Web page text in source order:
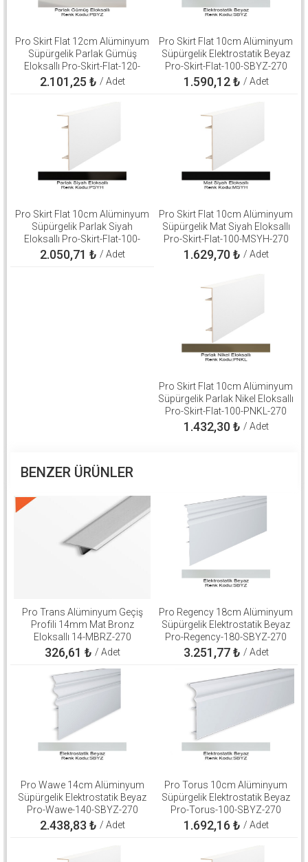
Pro Skirt Flat 12cm Alüminyum
Süpürgelik Parlak Gümüş
Eloksallı Pro-Skirt-Flat-120-
PBYZ-270
2.101,25 ₺ / Adet
Pro Skirt Flat 10cm Alüminyum
Süpürgelik Elektrostatik Beyaz
Pro-Skirt-Flat-100-SBYZ-270
1.590,12₺ / Adet
Pro Skirt Flat 10cm Alüminyum
Süpürgelik Parlak Siyah
Eloksallı Pro-Skirt-Flat-100-
PSYH-270
2.050,71 ₺ / Adet
Pro Skirt Flat 10cm Alüminyum
Süpürgelik Mat Siyah Eloksallı
Pro-Skirt-Flat-100-MSYH-270
1.629,70₺ / Adet
Pro Skirt Flat 10cm Alüminyum
Süpürgelik Parlak Nikel Eloksallı
Pro-Skirt-Flat-100-PNKL-270
1.432,30₺ / Adet
BENZER ÜRÜNLER
Pro Trans Alüminyum Geçiş
Profili 14mm Mat Bronz
Eloksallı 14-MBRZ-270
326,61 ₺ / Adet
Pro Regency 18cm Alüminyum
Süpürgelik Elektrostatik Beyaz
Pro-Regency-180-SBYZ-270
3.251,77₺ / Adet
Pro Wawe 14cm Alüminyum
Süpürgelik Elektrostatik Beyaz
Pro-Wawe-140-SBYZ-270
2.438,83 ₺ / Adet
Pro Torus 10cm Alüminyum
Süpürgelik Elektrostatik Beyaz
Pro-Torus-100-SBYZ-270
1.692,16 ₺ / Adet